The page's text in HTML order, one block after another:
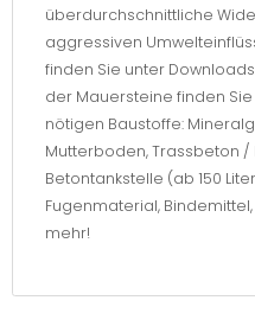
überdurchschnittliche
aggressiven
finden Sie unter
der Mauersteine finden
nötigen Baustoffe:
Mutterboden, Trassbeton
Betontankstelle (ab 150
Fugenmaterial,
mehr!